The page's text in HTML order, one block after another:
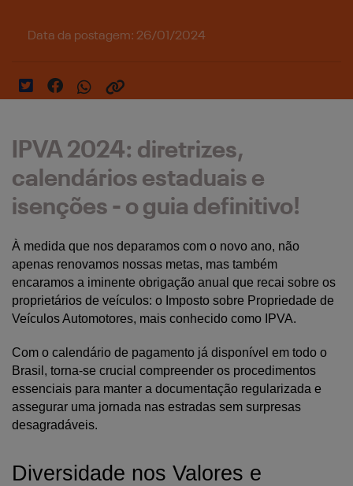
Data da postagem: 26/01/2024
IPVA 2024: diretrizes,
calendários estaduais e
isenções - o guia definitivo!
À medida que nos deparamos com o novo ano, não
apenas renovamos nossas metas, mas também
encaramos a iminente obrigação anual que recai sobre os
proprietários de veículos: o Imposto sobre Propriedade de
Veículos Automotores, mais conhecido como IPVA.
Com o calendário de pagamento já disponível em todo o
Brasil, torna-se crucial compreender os procedimentos
essenciais para manter a documentação regularizada e
assegurar uma jornada nas estradas sem surpresas
desagradáveis.
Diversidade nos Valores e